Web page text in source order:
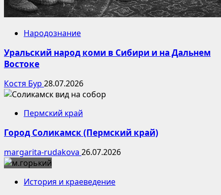
Народознание
Уральский народ коми в Сибири и на Дальнем
Востоке
Костя Бур 28.07.2026
Пермский край
Город Соликамск (Пермский край)
margarita-rudakova 26.07.2026
История и краеведение